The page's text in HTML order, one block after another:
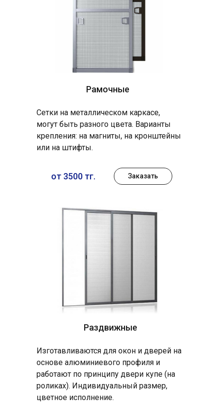
Рамочные
Раздвижные
Сетки на металлическом каркасе,
могут быть разного цвета. Варианты
крепления: на магниты, на кронштейны
или на штифты.
Изготавливаются для окон и дверей на
основе алюминиевого профиля и
работают по принципу двери купе (на
роликах). Индивидуальный размер,
цветное исполнение.
от 3500 тг. Заказать